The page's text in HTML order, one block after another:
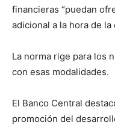
financieras “puedan
adicional a la hora de
La norma rige para los
con esas modalidades.
El Banco Central
promoción del